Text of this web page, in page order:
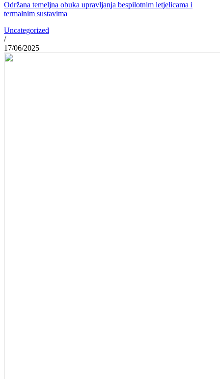
Održana temeljna obuka upravljanja bespilotnim letjelicama i
termalnim sustavima
Uncategorized
/
17/06/2025